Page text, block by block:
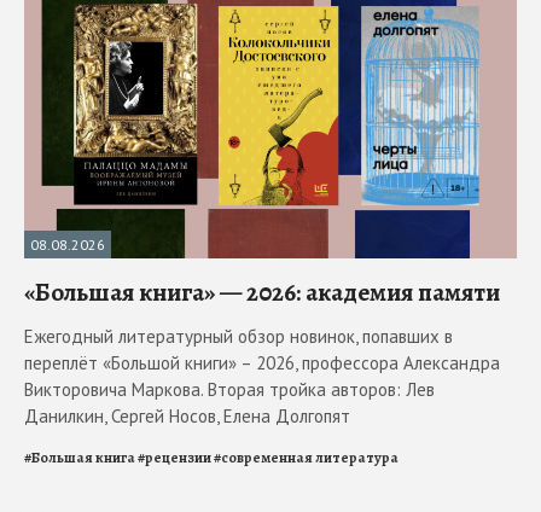
08.08.2026
«Большая книга» — 2026: академия памяти
Ежегодный литературный обзор новинок, попавших в
переплёт «Большой книги» – 2026, профессора Александра
Викторовича Маркова. Вторая тройка авторов: Лев
Данилкин, Сергей Носов, Елена Долгопят
#Большая книга#рецензии#современная литература